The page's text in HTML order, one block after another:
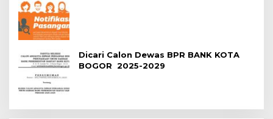
Dicari Calon Dewas BPR BANK KOTA
BOGOR 2025-2029